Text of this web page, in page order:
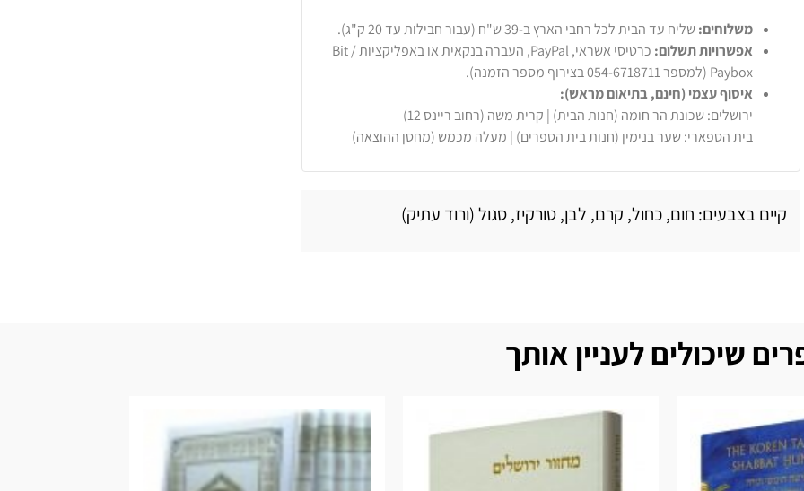
משלוחים:שליח עד הבית לכל רחבי הארץ ב-39 ש"ח (עבור חבילות עד 20 ק"ג).
אפשרויות תשלום:
כרטיסי אשראי, PayPal, העברה בנקאית או באפליקציות Bit /
Paybox (למספר 054-6718711 בצירוף מספר הזמנה).
איסוף עצמי (חינם, בתיאום מראש):
ירושלים: שכונת הר חומה (חנות הבית) | קרית משה (רחוב ריינס 12)
בית הספארי: שער בנימין (חנות בית הספרים) | מעלה מכמש (מחסן ההוצאה)
קיים בצבעים: חום, כחול, קרם, לבן, טורקיז, סגול (ורוד עתיק)
שיכולים לעניין אותך